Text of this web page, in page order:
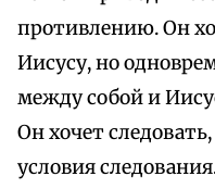
противлению. Он
Иисусу, но
между собой и
Он хочет
условия